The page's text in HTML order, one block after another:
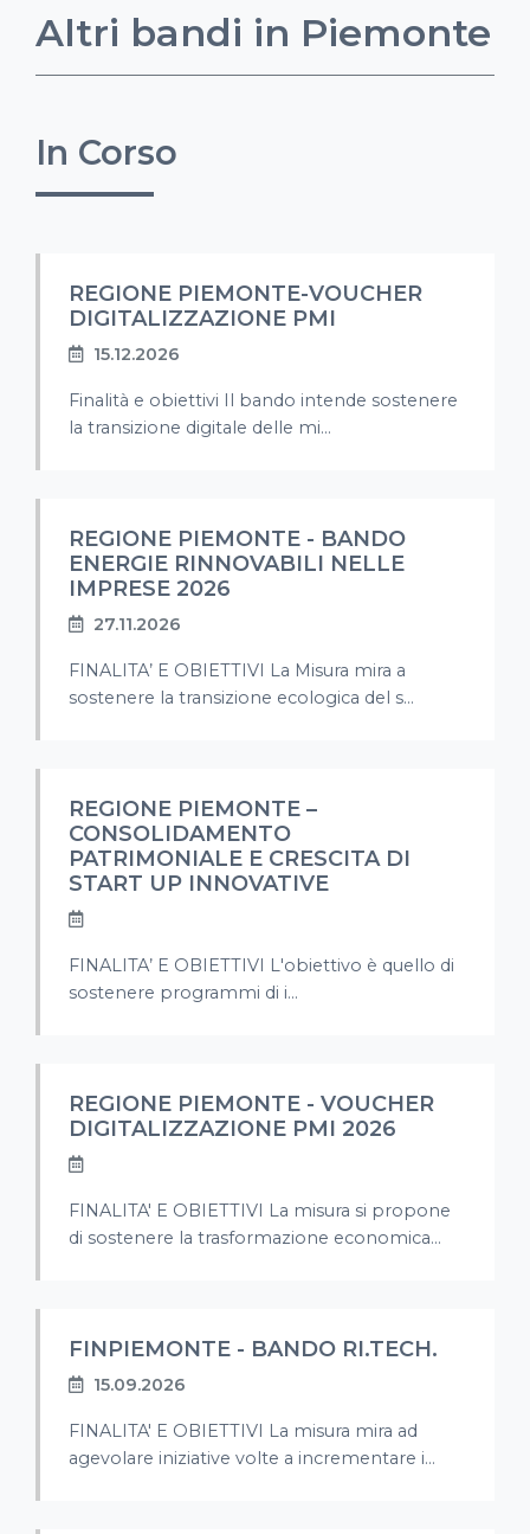
Altri bandi in Piemonte
In Corso
REGIONE PIEMONTE-VOUCHER
DIGITALIZZAZIONE PMI
15.12.2026
Finalità e obiettivi Il bando intende sostenere
la transizione digitale delle mi...
REGIONE PIEMONTE - BANDO
ENERGIE RINNOVABILI NELLE
IMPRESE 2026
27.11.2026
FINALITA’ E OBIETTIVI La Misura mira a
sostenere la transizione ecologica del s...
REGIONE PIEMONTE –
CONSOLIDAMENTO
PATRIMONIALE E CRESCITA DI
START UP INNOVATIVE
FINALITA’ E OBIETTIVI L'obiettivo è quello di
sostenere programmi di i...
REGIONE PIEMONTE - VOUCHER
DIGITALIZZAZIONE PMI 2026
FINALITA' E OBIETTIVI La misura si propone
di sostenere la trasformazione economica...
FINPIEMONTE - BANDO RI.TECH.
15.09.2026
FINALITA' E OBIETTIVI La misura mira ad
agevolare iniziative volte a incrementare i...